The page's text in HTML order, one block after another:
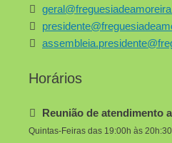
Horários
Reunião de atendimento
Quintas-Feiras das 19:00h às